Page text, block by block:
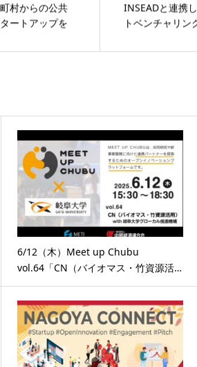
村からの公共
ートアップを
INSEADと連携
トベンチャリン
を募集します！
6/12（木）Meet up Chubu
vol.64「CN（バイオマス・竹資源活…